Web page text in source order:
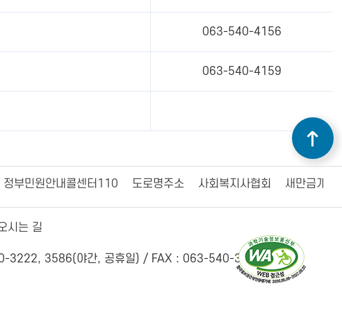
063-540-4156
063-540-4159
정부민원안내콜센터110 도로명주소 사회복지사협회 새만금개발
시는 길
3222, 3586(야간, 공휴일) / FAX : 063-540-3456